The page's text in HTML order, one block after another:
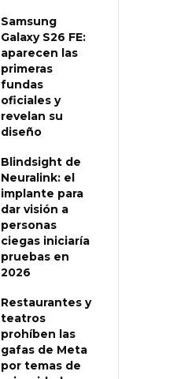
Samsung
Galaxy S26 FE:
aparecen las
primeras
fundas
oficiales y
revelan su
diseño
Blindsight de
Neuralink: el
implante para
dar visión a
personas
ciegas iniciaría
pruebas en
2026
Restaurantes y
teatros
prohíben las
gafas de Meta
por temas de